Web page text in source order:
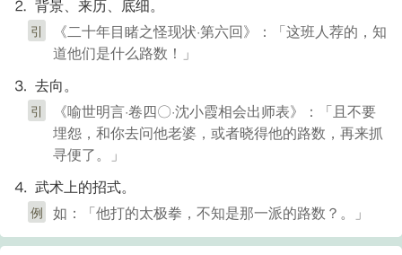
⒉ 背景、来历、底细。
引
《二十年目睹之怪现状·第六回》：「这班人荐的，知
道他们是什么路数！」
⒊ 去向。
引
《喻世明言·卷四〇·沈小霞相会出师表》：「且不要
埋怨，和你去问他老婆，或者晓得他的路数，再来抓
寻便了。」
⒋ 武术上的招式。
例 如：「他打的太极拳，不知是那一派的路数？。」